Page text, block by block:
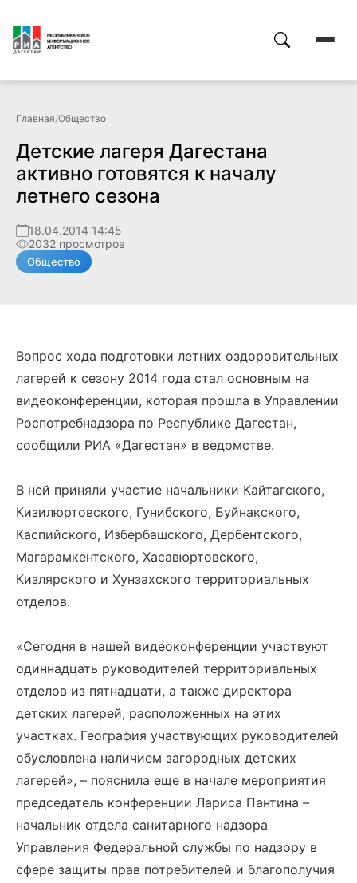
Главная/Общество
Детские лагеря Дагестана
активно готовятся к началу
летнего сезона
18.04.2014 14:45
2032 просмотров
Общество
Вопрос хода подготовки летних оздоровительных
лагерей к сезону 2014 года стал основным на
видеоконференции, которая прошла в Управлении
Роспотребнадзора по Республике Дагестан,
сообщили РИА «Дагестан» в ведомстве.
В ней приняли участие начальники Кайтагского,
Кизилюртовского, Гунибского, Буйнакского,
Каспийского, Избербашского, Дербентского,
Магарамкентского, Хасавюртовского,
Кизлярского и Хунзахского территориальных
отделов.
«Сегодня в нашей видеоконференции участвуют
одиннадцать руководителей территориальных
отделов из пятнадцати, а также директора
детских лагерей, расположенных на этих
участках. География участвующих руководителей
обусловлена наличием загородных детских
лагерей», – пояснила еще в начале мероприятия
председатель конференции Лариса Пантина –
начальник отдела санитарного надзора
Управления Федеральной службы по надзору в
сфере защиты прав потребителей и благополучия